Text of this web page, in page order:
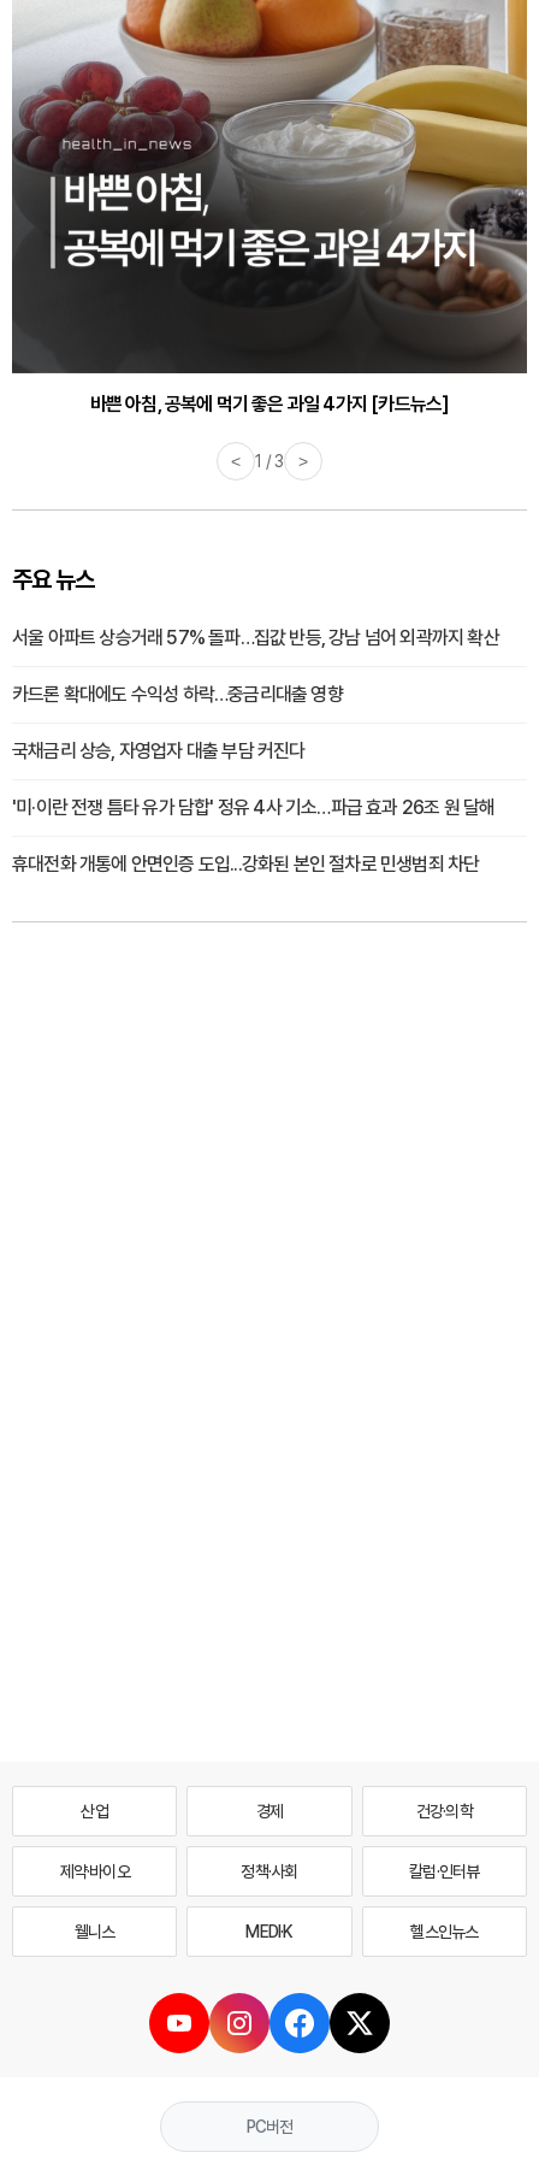
바쁜 아침, 공복에 먹기 좋은 과일 4가지 [카드뉴스]
< 1 / 3 >
주요 뉴스
서울 아파트 상승거래 57% 돌파…집값 반등, 강남 넘어 외곽까지 확산
카드론 확대에도 수익성 하락…중금리대출 영향
국채금리 상승, 자영업자 대출 부담 커진다
'미·이란 전쟁 틈타 유가 담합' 정유 4사 기소…파급 효과 26조 원 달해
휴대전화 개통에 안면인증 도입...강화된 본인 절차로 민생범죄 차단
산업 경제 건강·의학
제약·바이오 정책·사회 칼럼·인터뷰
웰니스 MEDI·K 헬스인뉴스
PC버전